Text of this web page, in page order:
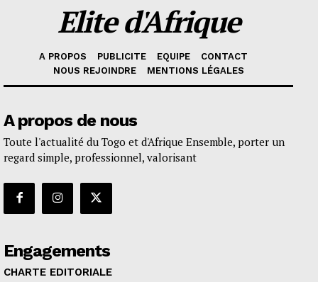
Elite d'Afrique
A PROPOS PUBLICITE EQUIPE
CONTACT
NOUS REJOINDRE
MENTIONS LÉGALES
A propos de nous
Toute l'actualité du Togo et d'Afrique Ensemble, porter un
regard simple, professionnel, valorisant
Engagements
CHARTE EDITORIALE